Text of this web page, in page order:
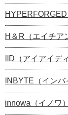
HYPERFORGED
H＆R（エイチア
IID（アイアイデ
INBYTE（インバ
innowa（イノワ）